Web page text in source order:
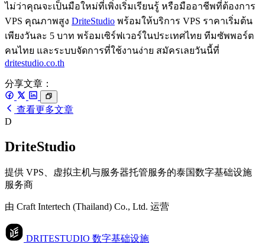
ไม่ว่าคุณจะเป็นมือใหม่ที่เพิ่งเริ่มเรียนรู้ หรือมืออาชีพที่ต้องการ
VPS คุณภาพสูง DriteStudio พร้อมให้บริการ VPS ราคาเริ่มต้น
เพียงวันละ 5 บาท พร้อมเซิร์ฟเวอร์ในประเทศไทย ทีมซัพพอร์ต
คนไทย และระบบจัดการที่ใช้งานง่าย สมัครเลยวันนี้ที่
dritestudio.co.th
分享文章：
查看更多文章
D
DriteStudio
提供 VPS、虚拟主机与服务器托管服务的泰国数字基础设施
服务商
由 Craft Intertech (Thailand) Co., Ltd. 运营
DRITESTUDIO 数字基础设施